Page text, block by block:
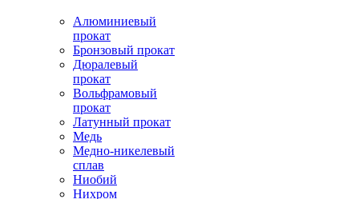
Алюминиевый
прокат
Бронзовый прокат
Дюралевый
прокат
Вольфрамовый
прокат
Латунный прокат
Медь
Медно-никелевый
сплав
Ниобий
Нихром